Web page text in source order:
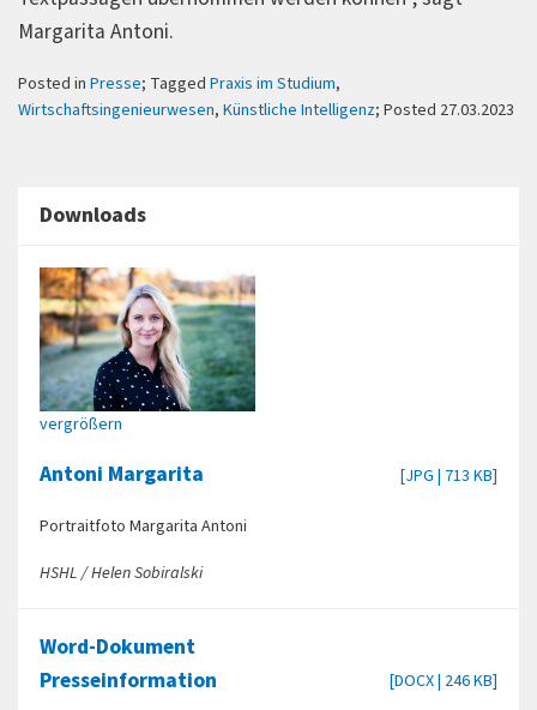
Margarita Antoni.
Posted in Presse; Tagged Praxis im Studium,
Wirtschaftsingenieurwesen, Künstliche Intelligenz; Posted 27.03.2023
Downloads
vergrößern
Antoni Margarita [JPG | 713 KB]
Portraitfoto Margarita Antoni
HSHL / Helen Sobiralski
Word-Dokument
Presseinformation
[DOCX | 246 KB]